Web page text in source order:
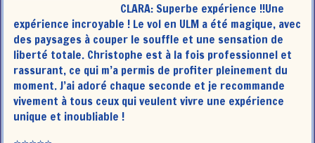
CLARA: Superbe expérience !!Une
expérience incroyable ! Le vol en ULM a été magique, avec
des paysages à couper le souffle et une sensation de
liberté totale. Christophe est à la fois professionnel et
rassurant, ce qui m’a permis de profiter pleinement du
moment. J’ai adoré chaque seconde et je recommande
vivement à tous ceux qui veulent vivre une expérience
unique et inoubliable !